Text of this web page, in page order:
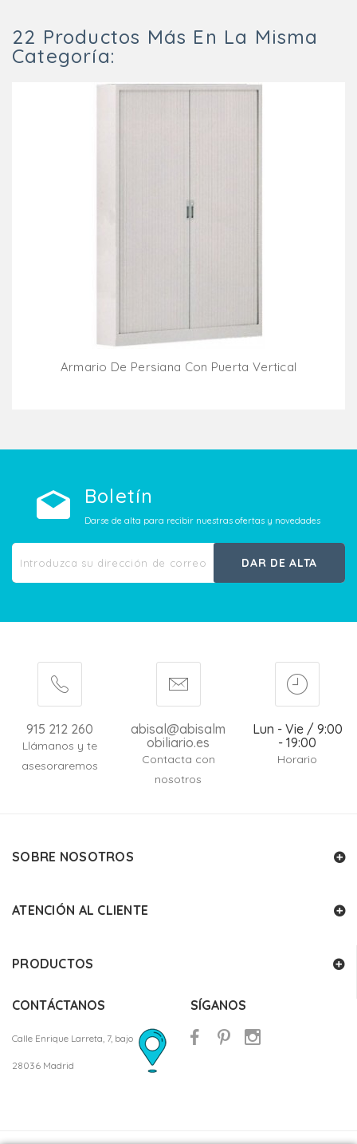
22 Productos Más En La Misma
Categoría:
Armario De Persiana Con Puerta Vertical
Boletín
Darse de alta para recibir nuestras ofertas y novedades
DAR DE ALTA
915 212 260
Llámanos y te
asesoraremos
abisal@abisalm
obiliario.es
Contacta con
nosotros
Lun - Vie / 9:00
- 19:00
Horario
SOBRE NOSOTROS
ATENCIÓN AL CLIENTE
PRODUCTOS
CONTÁCTANOS
Calle Enrique Larreta, 7, bajo
28036 Madrid
SÍGANOS